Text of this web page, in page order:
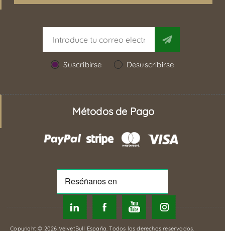
Suscribirse Desuscribirse
Métodos de Pago
Copyright © 2026 VelvetBull España. Todos los derechos reservados.